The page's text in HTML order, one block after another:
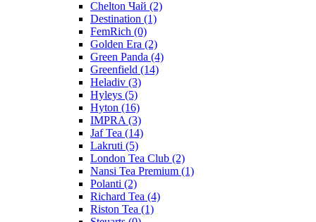
Chelton Чай (2)
Destination (1)
FemRich (0)
Golden Era (2)
Green Panda (4)
Greenfield (14)
Heladiv (3)
Hyleys (5)
Hyton (16)
IMPRA (3)
Jaf Tea (14)
Lakruti (5)
London Tea Club (2)
Nansi Tea Premium (1)
Polanti (2)
Richard Tea (4)
Riston Tea (1)